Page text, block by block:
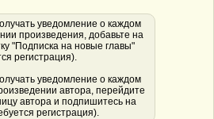
уведомление о каждом
произведения, добавьте на
"Подписка на новые главы"
регистрация).
уведомление о каждом
автора, перейдите
автора и подпишитесь на
регистрация).